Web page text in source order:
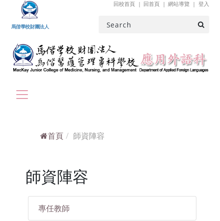
跳到主要內容
馬偕學校財團法人
回校首頁 回首頁 網站導覽 登入
首頁 師資陣容
師資陣容
專任教師